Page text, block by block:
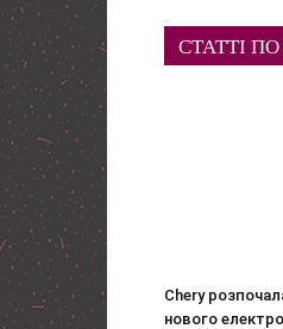
СТАТТІ
Chery
нового